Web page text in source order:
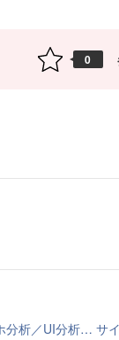
0
分析／UI分析… サ